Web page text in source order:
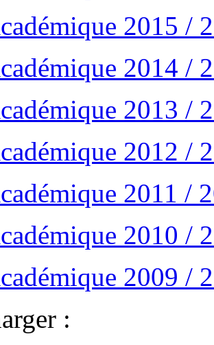
2015 /
2014 /
2013 /
2012 /
2011 /
2010 /
2009 /
: